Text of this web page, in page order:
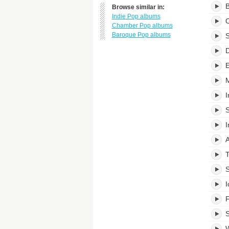
Browse similar in:
Indie Pop albums
Chamber Pop albums
Baroque Pop albums